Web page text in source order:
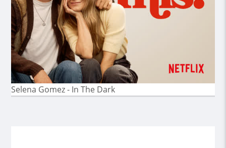
Selena Gomez - In The Dark